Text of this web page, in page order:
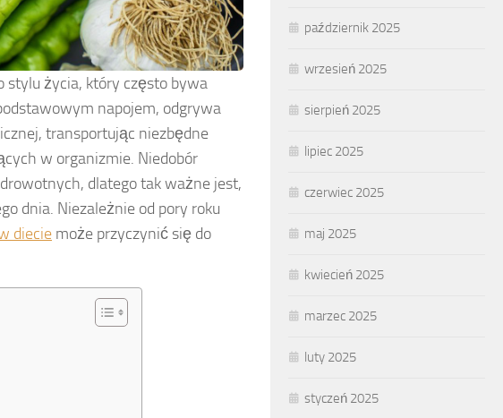
stylu życia, który często bywa
napojem, odgrywa
transportując niezbędne
w organizmie. Niedobór
dlatego tak ważne jest,
dnia. Niezależnie od pory roku
diecie może przyczynić się do
październik 2025
wrzesień 2025
sierpień 2025
lipiec 2025
czerwiec 2025
maj 2025
kwiecień 2025
marzec 2025
luty 2025
styczeń 2025